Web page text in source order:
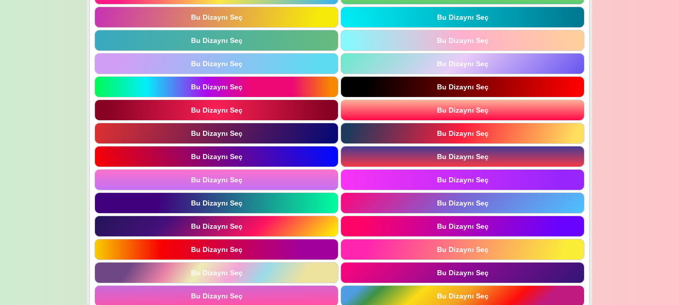
Bu Dizaynı Seç Bu Dizaynı Seç
Bu Dizaynı Seç Bu Dizaynı Seç
Bu Dizaynı Seç Bu Dizaynı Seç
Bu Dizaynı Seç Bu Dizaynı Seç
Bu Dizaynı Seç Bu Dizaynı Seç
Bu Dizaynı Seç Bu Dizaynı Seç
Bu Dizaynı Seç Bu Dizaynı Seç
Bu Dizaynı Seç Bu Dizaynı Seç
Bu Dizaynı Seç Bu Dizaynı Seç
Bu Dizaynı Seç Bu Dizaynı Seç
Bu Dizaynı Seç Bu Dizaynı Seç
Bu Dizaynı Seç Bu Dizaynı Seç
Bu Dizaynı Seç Bu Dizaynı Seç